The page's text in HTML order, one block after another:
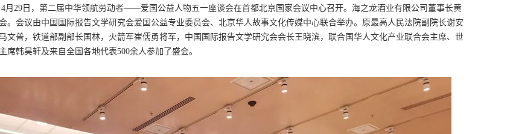
月29日，第二届中华领航劳动者——爱国公益人物五一座谈会在首都北京国家会议中心召开。海之龙酒业有限公司董事长黄
。会议由中国国际报告文学研究会爱国公益专业委员会、北京华人故事文化传媒中心联合举办。原最高人民法院副院长谢安
文普，铁道部副部长国林，火箭军崔儒勇将军，中国国际报告文学研究会会长王晓滨，联合国华人文化产业联合会主席、世
席韩昊轩及来自全国各地代表500余人参加了盛会。